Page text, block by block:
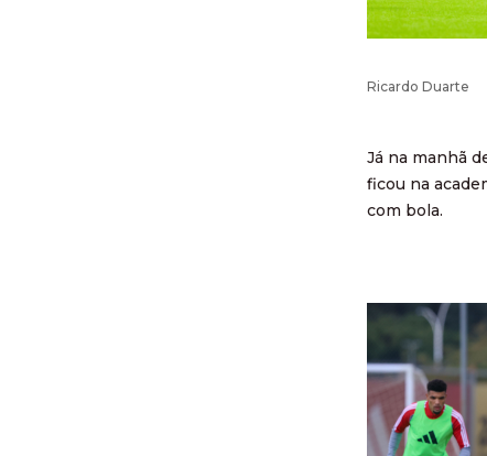
Ricardo Duarte
Já na manhã
ficou na
com bola.